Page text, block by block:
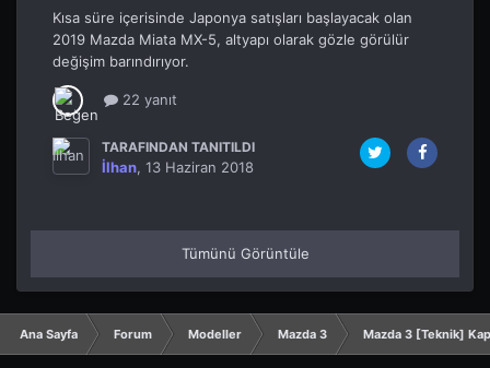
Kısa süre içerisinde Japonya satışları başlayacak olan
2019 Mazda Miata MX-5, altyapı olarak gözle görülür
değişim barındırıyor.
22 yanıt
TARAFINDAN TANITILDI
İlhan, 13 Haziran 2018
Tümünü Görüntüle
Ana Sayfa Forum Modeller Mazda 3 Mazda 3 [Teknik]